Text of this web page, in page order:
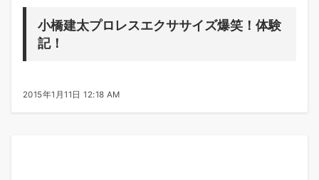
小橋建太プロレスエクササイズ爆笑！体験
記！
2015年1月11日 12:18 AM